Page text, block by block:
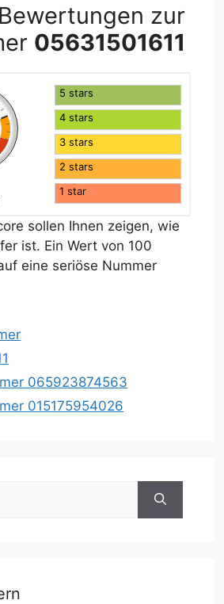
zur
05631501611
5 stars
4 stars
3 stars
2 stars
1 star
sollen Ihnen zeigen, wie
ist. Ein Wert von 100
eine seriöse Nummer
065923874563
015175954026